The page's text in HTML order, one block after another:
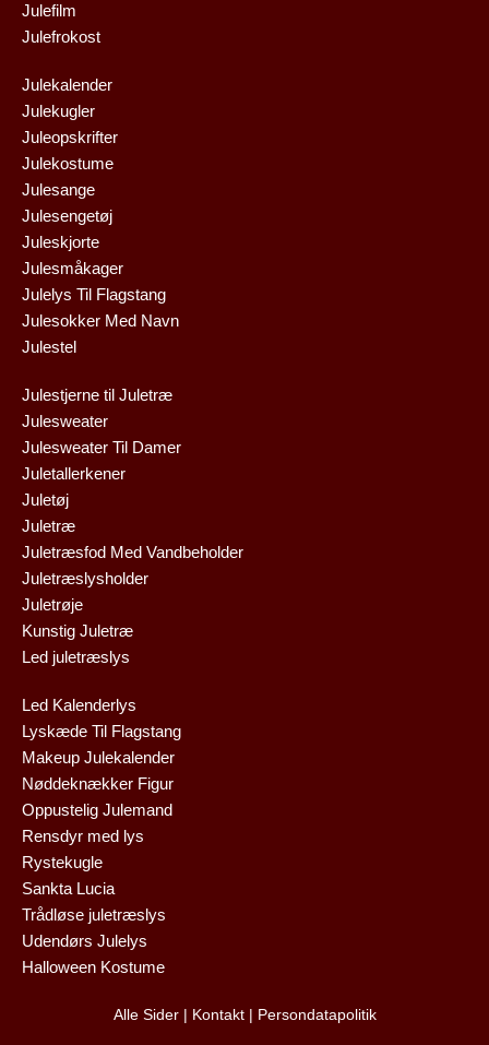
Julefilm
Julefrokost
Julekalender
Julekugler
Juleopskrifter
Julekostume
Julesange
Julesengetøj
Juleskjorte
Julesmåkager
Julelys Til Flagstang
Julesokker Med Navn
Julestel
Julestjerne til Juletræ
Julesweater
Julesweater Til Damer
Juletallerkener
Juletøj
Juletræ
Juletræsfod Med Vandbeholder
Juletræslysholder
Juletrøje
Kunstig Juletræ
Led juletræslys
Led Kalenderlys
Lyskæde Til Flagstang
Makeup Julekalender
Nøddeknækker Figur
Oppustelig Julemand
Rensdyr med lys
Rystekugle
Sankta Lucia
Trådløse juletræslys
Udendørs Julelys
Halloween Kostume
Alle Sider| Kontakt| Persondatapolitik